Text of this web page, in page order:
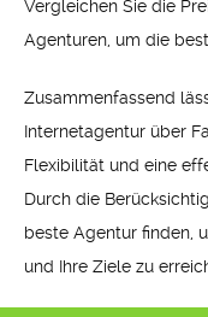
Vergleichen Sie die
Agenturen, um die
Zusammenfassend
Internetagentur über
Flexibilität und eine
Durch die
beste Agentur finden,
und Ihre Ziele zu